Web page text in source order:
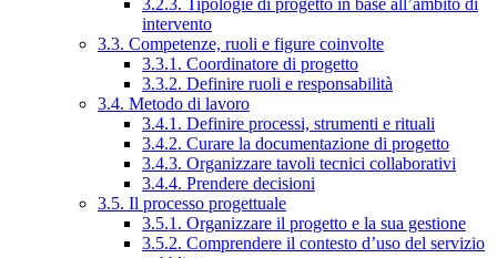
3.2.3. Tipologie di progetto in base all’ambito di
intervento
3.3. Competenze, ruoli e figure coinvolte
3.3.1. Coordinatore di progetto
3.3.2. Definire ruoli e responsabilità
3.4. Metodo di lavoro
3.4.1. Definire processi, strumenti e rituali
3.4.2. Curare la documentazione di progetto
3.4.3. Organizzare tavoli tecnici collaborativi
3.4.4. Prendere decisioni
3.5. Il processo progettuale
3.5.1. Organizzare il progetto e la sua gestione
3.5.2. Comprendere il contesto d’uso del servizio